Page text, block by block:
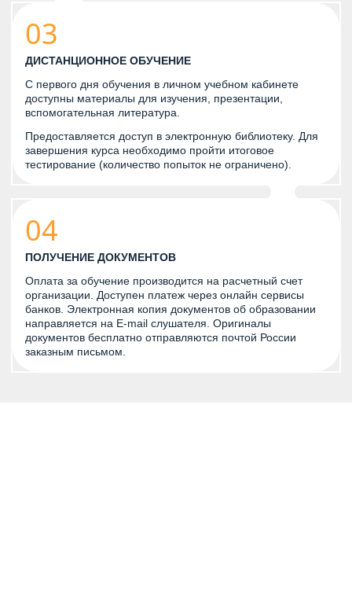
03
ДИСТАНЦИОННОЕ ОБУЧЕНИЕ
С первого дня обучения в личном учебном кабинете
доступны материалы для изучения, презентации,
вспомогательная литература.
Предоставляется доступ в электронную библиотеку. Для
завершения курса необходимо пройти итоговое
тестирование (количество попыток не ограничено).
04
ПОЛУЧЕНИЕ ДОКУМЕНТОВ
Оплата за обучение производится на расчетный счет
организации. Доступен платеж через онлайн сервисы
банков. Электронная копия документов об образовании
направляется на E-mail слушателя. Оригиналы
документов бесплатно отправляются почтой России
заказным письмом.